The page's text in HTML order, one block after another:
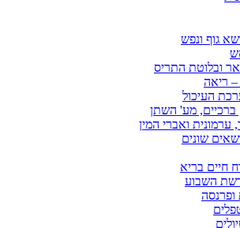
גוף ונפש
ובלוטת התריס
– ריאה
העיכול
ברכיים, מע' השתן
ערמונית ואברי המין
שונים
חיים בריא
השבוע
ופרנסה